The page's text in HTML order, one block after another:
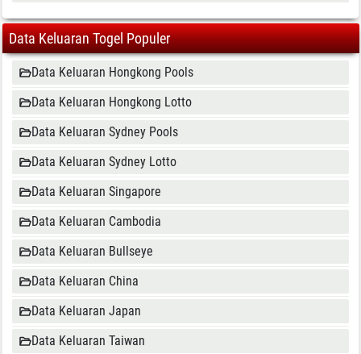
Data Keluaran Togel Populer
Data Keluaran Hongkong Pools
Data Keluaran Hongkong Lotto
Data Keluaran Sydney Pools
Data Keluaran Sydney Lotto
Data Keluaran Singapore
Data Keluaran Cambodia
Data Keluaran Bullseye
Data Keluaran China
Data Keluaran Japan
Data Keluaran Taiwan